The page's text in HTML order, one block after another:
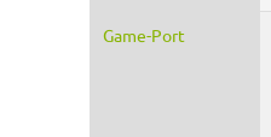
Game-Port